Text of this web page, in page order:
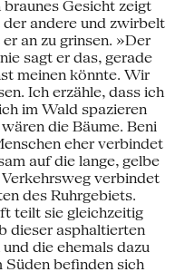
Gesicht zeigt
andere und zwirbelt
an zu grinsen. »Der
sagt er das, gerade
meinen könnte. Wir
Ich erzähle, dass ich
im Wald spazieren
die Bäume. Beni
eher verbindet
auf die lange, gelbe
verbindet
des Ruhrgebiets.
teilt sie gleichzeitig
dieser asphaltierten
die ehemals dazu
befinden sich